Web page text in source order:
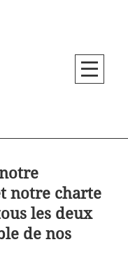
notre charte
les deux
de nos